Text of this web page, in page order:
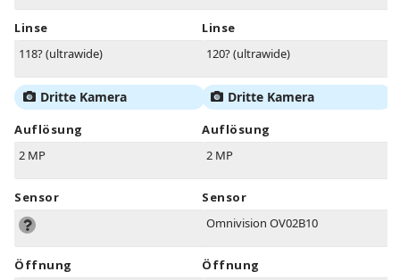
Linse
118? (ultrawide)
Dritte Kamera
Auflösung
2 MP
Sensor
Öffnung
Linse
120? (ultrawide)
Dritte Kamera
Auflösung
2 MP
Sensor
Omnivision OV02B10
Öffnung